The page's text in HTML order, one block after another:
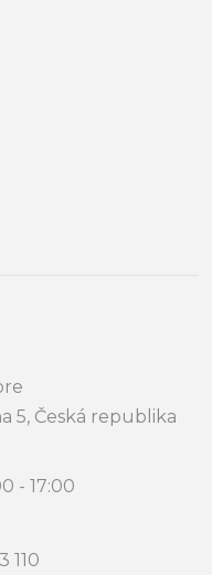
5, Česká republika
- 17:00
110